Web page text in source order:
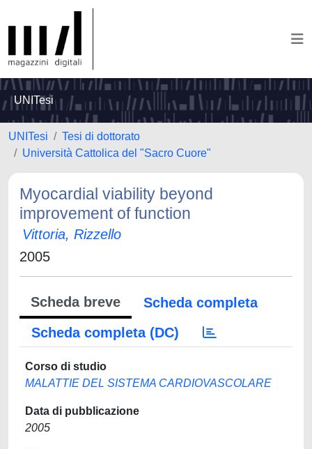
UNITesi
UNITesi
Tesi di dottorato
Università Cattolica del "Sacro Cuore"
Myocardial viability beyond
improvement of function
Vittoria, Rizzello
2005
Scheda breve
Scheda completa
Scheda completa (DC)
Corso di studio
MALATTIE DEL SISTEMA CARDIOVASCOLARE
Data di pubblicazione
2005